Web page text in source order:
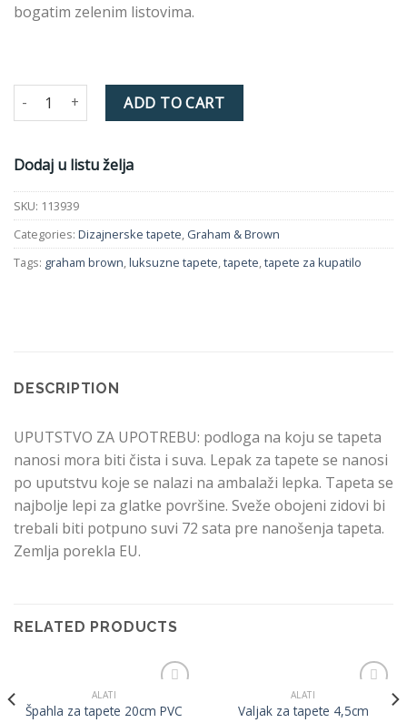
bogatim zelenim listovima.
AQUARIUM DEEP SEA 113939 quantity
ADD TO CART
Dodaj u listu želja
SKU: 113939
Categories: Dizajnerske tapete, Graham & Brown
Tags: graham brown,luksuzne tapete,tapete,tapete za kupatilo
DESCRIPTION
UPUTSTVO ZA UPOTREBU: podloga na koju se tapeta
nanosi mora biti čista i suva. Lepak za tapete se nanosi
po uputstvu koje se nalazi na ambalaži lepka. Tapeta se
najbolje lepi za glatke površine. Sveže obojeni zidovi bi
trebali biti potpuno suvi 72 sata pre nanošenja tapeta.
Zemlja porekla EU.
RELATED PRODUCTS
u listu
ALATI
Špahla za tapete 20cm PVC
u listu
ALATI
Valjak za tapete 4,5cm